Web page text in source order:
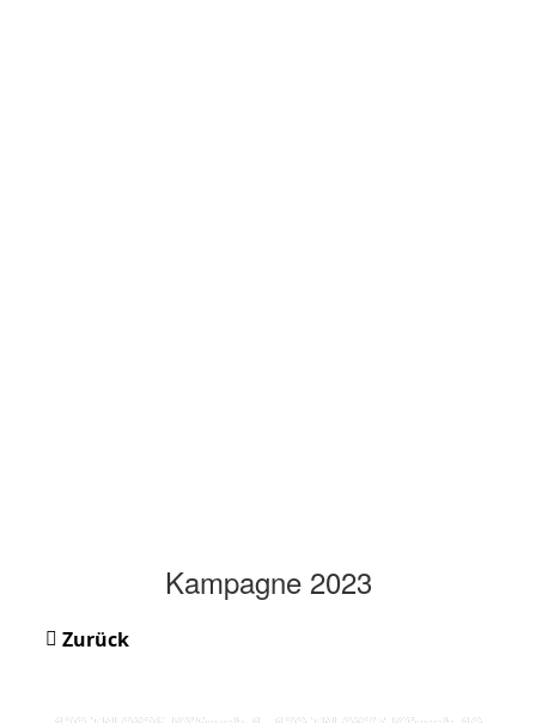
Kampagne 2023
Zurück